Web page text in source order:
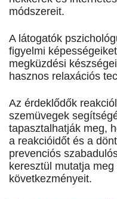
módszereit.
A látogatók
figyelmi
megküzdési
hasznos relaxációs
Az érdeklődők
szemüvegek
tapasztalhatják meg,
a reakcióidőt és a
prevenciós
keresztül mutatja
következményeit.